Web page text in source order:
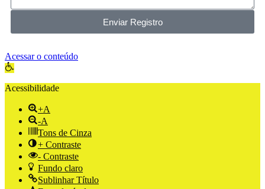
Enviar Registro
Acessar o conteúdo
Abrir a barra de ferramentas
Acessibilidade
+A
-A
Tons de Cinza
+ Contraste
- Contraste
Fundo claro
Sublinhar Título